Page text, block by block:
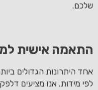
שלכם.
התאמה אישית
אחד היתרונות הגדולים
לפי מידות. אנו מציעים